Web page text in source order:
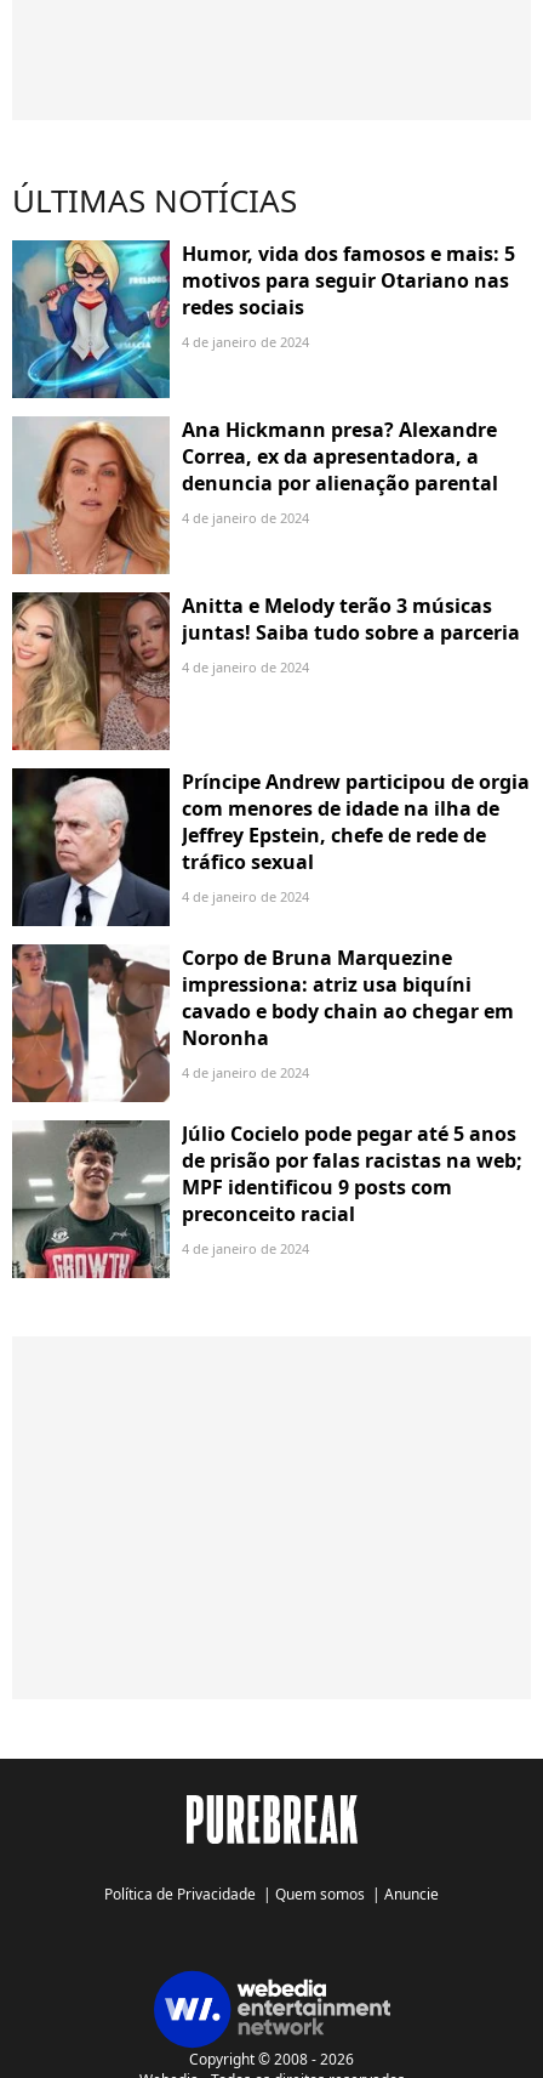
ÚLTIMAS NOTÍCIAS
Humor, vida dos famosos e mais: 5
motivos para seguir Otariano nas
redes sociais
4 de janeiro de 2024
Ana Hickmann presa? Alexandre
Correa, ex da apresentadora, a
denuncia por alienação parental
4 de janeiro de 2024
Anitta e Melody terão 3 músicas
juntas! Saiba tudo sobre a parceria
4 de janeiro de 2024
Príncipe Andrew participou de orgia
com menores de idade na ilha de
Jeffrey Epstein, chefe de rede de
tráfico sexual
4 de janeiro de 2024
Corpo de Bruna Marquezine
impressiona: atriz usa biquíni
cavado e body chain ao chegar em
Noronha
4 de janeiro de 2024
Júlio Cocielo pode pegar até 5 anos
de prisão por falas racistas na web;
MPF identificou 9 posts com
preconceito racial
4 de janeiro de 2024
Política de Privacidade | Quem somos | Anuncie
Copyright © 2008 - 2026